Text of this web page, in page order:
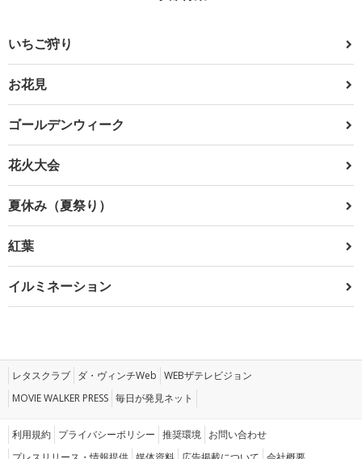
いちご狩り
お花見
ゴールデンウィーク
花火大会
夏休み（夏祭り）
紅葉
イルミネーション
レタスクラブ ダ・ヴィンチWeb WEBザテレビジョン
MOVIE WALKER PRESS 毎日が発見ネット
利用規約 プライバシーポリシー 推奨環境 お問い合わせ